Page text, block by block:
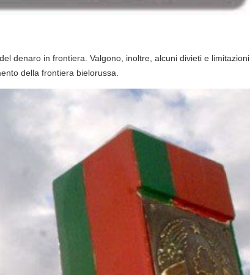
denaro in frontiera. Valgono, inoltre, alcuni divieti e limitazioni.
della frontiera bielorussa.